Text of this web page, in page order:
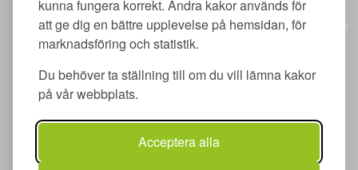
kunna fungera korrekt. Andra kakor används för
att ge dig en bättre upplevelse på hemsidan, för
marknadsföring och statistik.
Du behöver ta ställning till om du vill lämna kakor
på vår webbplats.
Acceptera alla
Merit utbildning AB | Adlerfelts väg 2 C | 213 65 Malmö | merit@meritutbildning.com
Copyright © Merit utbildning AB 2026 | www.meritutbildning.com